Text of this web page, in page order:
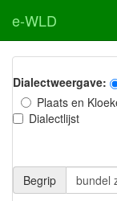
e-WLD
Dialectweergave:
Plaats en
Dialectlijst
Begrip